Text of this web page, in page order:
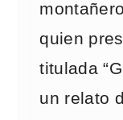
quien
titulada
un relato